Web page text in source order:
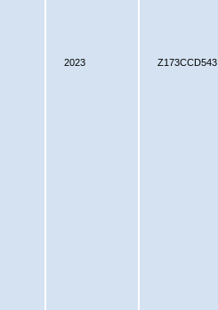
2023 Z173CCD543